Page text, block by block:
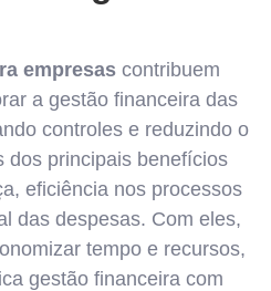
empresas contribuem
a gestão financeira das
controles e reduzindo o
dos principais benefícios
eficiência nos processos
das despesas. Com eles,
tempo e recursos,
gestão financeira com